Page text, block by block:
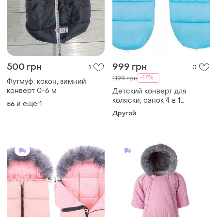
500 грн 1
Футмуф, кокон, зимний
конверт 0-6 м
56 и еще 1
999 грн 0
1199 грн -17%
Детский конверт для
коляски, санок 4 в 1
springos sb0015 sky blue
Другой